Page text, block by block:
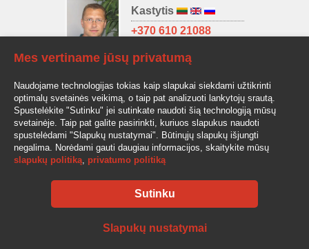
Kastytis
+370 610 21088
+370 685 32966
antanas.stake@av-auto.lt
AV-AUTO, "Amžinos vertybės", UAB Lentvario g. 77, LT-25128 Vilnius
Tel.: +370 610 210 88
info@av-auto.lt
Mes vertiname jūsų privatumą
Naudojame technologijas tokias kaip slapukai siekdami užtikrinti
optimalų svetainės veikimą, o taip pat analizuoti lankytojų srautą.
Spustelėkite "Sutinku" jei sutinkate naudoti šią technologiją mūsų
svetainėje. Taip pat galite pasirinkti, kuriuos slapukus naudoti
spustelėdami "Slapukų nustatymai". Būtinųjų slapukų išjungti
negalima. Norėdami gauti daugiau informacijos, skaitykite mūsų
slapukų politiką, privatumo politiką
Sutinku
Slapukų nustatymai